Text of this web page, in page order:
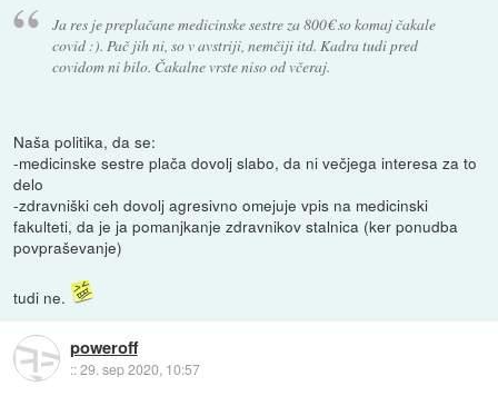
Ja res je preplačane medicinske sestre za 800€ so komaj čakale
covid :). Pač jih ni, so v avstriji, nemčiji itd. Kadra tudi pred
covidom ni bilo. Čakalne vrste niso od včeraj.
Naša politika, da se:
-medicinske sestre plača dovolj slabo, da ni večjega interesa za to
delo
-zdravniški ceh dovolj agresivno omejuje vpis na medicinski
fakulteti, da je ja pomanjkanje zdravnikov stalnica (ker ponudba
povpraševanje)
tudi ne.
poweroff
::29. sep 2020, 10:57